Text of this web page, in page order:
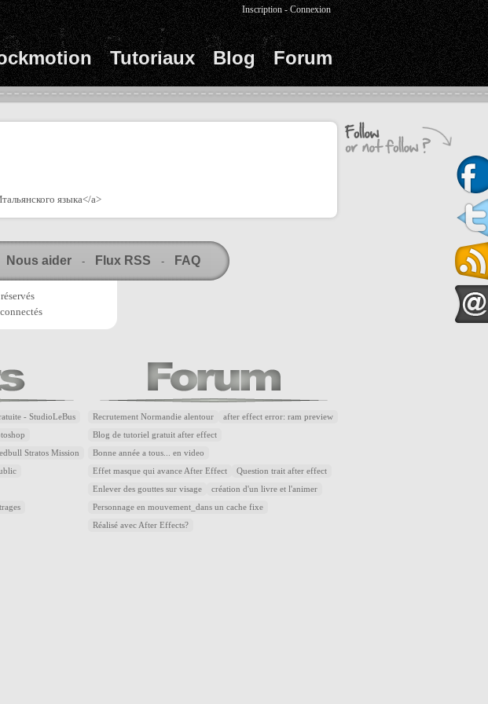
Tutoriaux Blog Forum
Inscription -Connexion
языка</a>
Nous aider - Flux RSS - FAQ
- StudioLeBus
Stratos Mission
Recrutement Normandie alentour after effect error: ram preview
Blog de tutoriel gratuit after effect
Bonne année a tous... en video
Effet masque qui avance After Effect Question trait after effect
Enlever des gouttes sur visage création d'un livre et l'animer
Personnage en mouvement_dans un cache fixe
Réalisé avec After Effects?